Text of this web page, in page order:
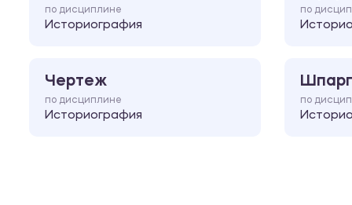
по дисциплине
Историография
по
Чертеж
по дисциплине
Историография
по